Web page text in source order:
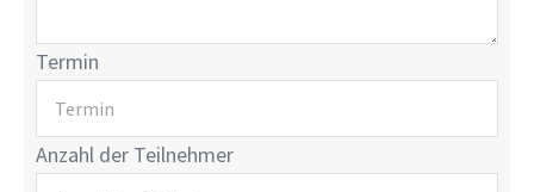
Termin
Anzahl der Teilnehmer